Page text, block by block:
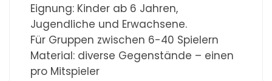
Eignung: Kinder ab 6 Jahren,
Jugendliche und Erwachsene.
Für Gruppen zwischen 6-40 Spielern
Material: diverse Gegenstände – einen
pro Mitspieler